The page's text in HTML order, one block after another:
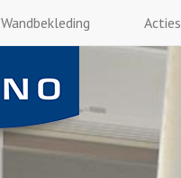
Wandbekleding Acties